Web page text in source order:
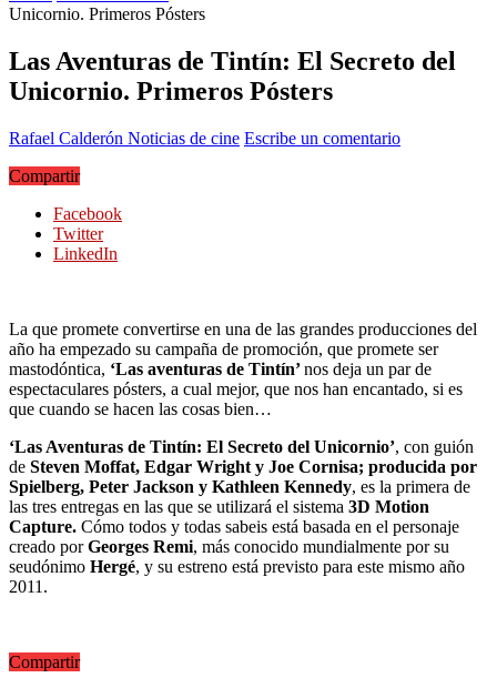
Unicornio. Primeros Pósters
Las Aventuras de Tintín: El Secreto del
Unicornio. Primeros Pósters
Rafael Calderón Noticias de cine Escribe un comentario
Compartir
Facebook
Twitter
LinkedIn
La que promete convertirse en una de las grandes producciones del
año ha empezado su campaña de promoción, que promete ser
mastodóntica, ‘Las aventuras de Tintín’nos deja un par de
espectaculares pósters, a cual mejor, que nos han encantado, si es
que cuando se hacen las cosas bien…
‘Las Aventuras de Tintín: El Secreto del Unicornio’, con guión
de Steven Moffat, Edgar Wright y Joe Cornisa; producida por
Spielberg, Peter Jackson y Kathleen Kennedy, es la primera de
las tres entregas en las que se utilizará el sistema 3D Motion
Capture. Cómo todos y todas sabeis está basada en el personaje
creado porGeorges Remi, más conocido mundialmente por su
seudónimo Hergé, y su estreno está previsto para este mismo año
2011.
Compartir